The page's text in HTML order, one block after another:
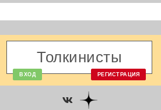
Толкинисты
ВХОД РЕГИСТРАЦИЯ